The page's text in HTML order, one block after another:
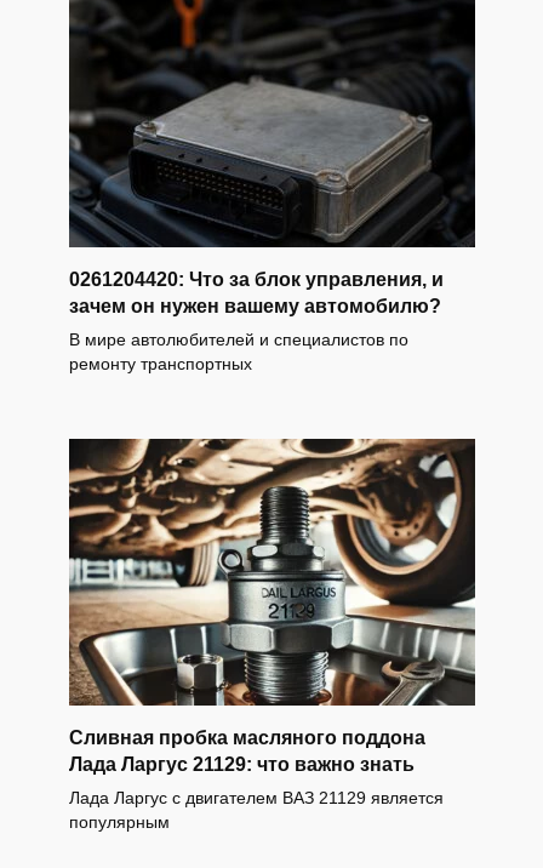
0261204420: Что за блок управления, и
зачем он нужен вашему автомобилю?
В мире автолюбителей и специалистов по
ремонту транспортных
Сливная пробка масляного поддона
Лада Ларгус 21129: что важно знать
Лада Ларгус с двигателем ВАЗ 21129 является
популярным